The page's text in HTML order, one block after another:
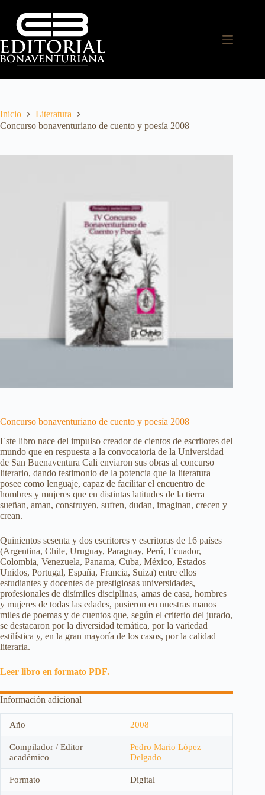
Inicio
Literatura
Concurso bonaventuriano de cuento y poesía 2008
Concurso bonaventuriano de cuento y poesía 2008
Este libro nace del impulso creador de cientos de escritores del
mundo que en respuesta a la convocatoria de la Universidad
de San Buenaventura Cali enviaron sus obras al concurso
literario, dando testimonio de la potencia que la literatura
posee como lenguaje, capaz de facilitar el encuentro de
hombres y mujeres que en distintas latitudes de la tierra
sueñan, aman, construyen, sufren, dudan, imaginan, crecen y
crean.
Quinientos sesenta y dos escritores y escritoras de 16 países
(Argentina, Chile, Uruguay, Paraguay, Perú, Ecuador,
Colombia, Venezuela, Panama, Cuba, México, Estados
Unidos, Portugal, España, Francia, Suiza) entre ellos
estudiantes y docentes de prestigiosas universidades,
profesionales de disímiles disciplinas, amas de casa, hombres
y mujeres de todas las edades, pusieron en nuestras manos
miles de poemas y de cuentos que, según el criterio del jurado,
se destacaron por la diversidad temática, por la variedad
estilística y, en la gran mayoría de los casos, por la calidad
literaria.
Leer libro en formato PDF.
Información adicional
Año 2008
Compilador / Editor
académico
Pedro Mario López
Delgado
Formato Digital